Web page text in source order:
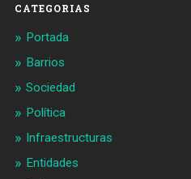
CATEGORIAS
Portada
Barrios
Sociedad
Política
Infraestructuras
Entidades